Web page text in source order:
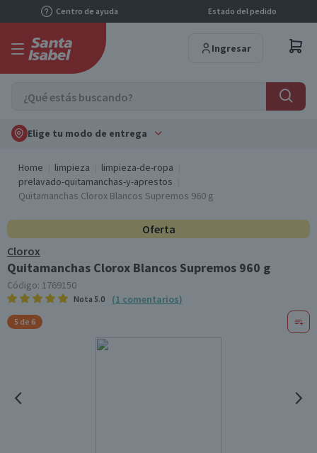
Centro de ayuda Estado del pedido
Ingresar
Elige tu modo de entrega
Home limpieza
limpieza-de-ropa
prelavado-quitamanchas-y-aprestos
Quitamanchas Clorox Blancos Supremos 960 g
Oferta
Clorox
Quitamanchas Clorox Blancos Supremos 960 g
Código: 1769150
Nota 5.0 (1 comentarios)
5 de 6